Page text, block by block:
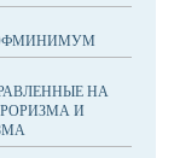
НА
И